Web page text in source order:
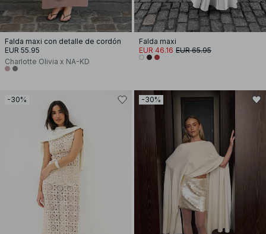
Falda maxi con detalle de cordón
EUR 55.95
Charlotte Olivia x NA-KD
Falda maxi
EUR 46.16 EUR 65.95
-30% -30%